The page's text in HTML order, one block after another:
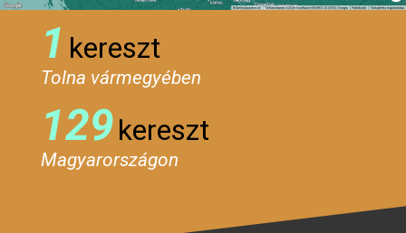
1 kereszt
Tolna vármegyében
129kereszt
Magyarországon